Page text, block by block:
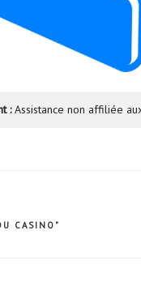
:Assistance non affiliée
CASINO"